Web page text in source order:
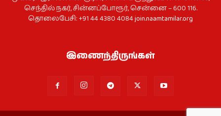
செந்தில் நகர், சின்னப்போரூர், சென்னை – 600 116.
தொலைபேசி: +91 44 4380 4084join.naamtamilar.org
இணைந்திருங்கள்